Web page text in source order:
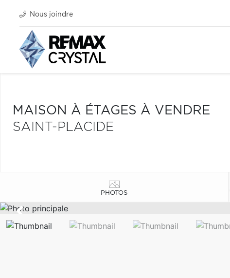
Nous joindre
MAISON À ÉTAGES À VENDRE
SAINT-PLACIDE
PHOTOS